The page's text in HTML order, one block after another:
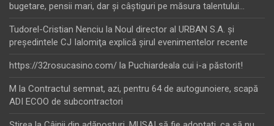
bugetare, pensii mari, dar şi câştiguri pe măsura talentului…
Tudorel-Cristian Nenciu la Noul director al URBAN S.A. şi
preşedintele CJ Ialomiţa explică şirul evenimentelor recente
https://32rosucasino.com/ la Puchiardeala cui i-a păstorit!
M la Contractul semnat, azi, pentru 64 de autogunoiere, scapă
ADI ECOO de subcontractori